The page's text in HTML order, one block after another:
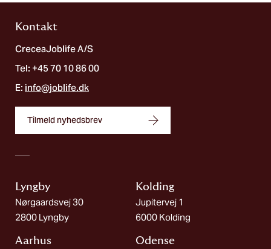
Kontakt
CreceaJoblife A/S
Tel: +45 70 10 86 00
E: info@joblife.dk
Tilmeld nyhedsbrev
Lyngby
Nørgaardsvej 30
2800 Lyngby
Aarhus
Kolding​
Jupitervej 1
6000 Kolding
Odense